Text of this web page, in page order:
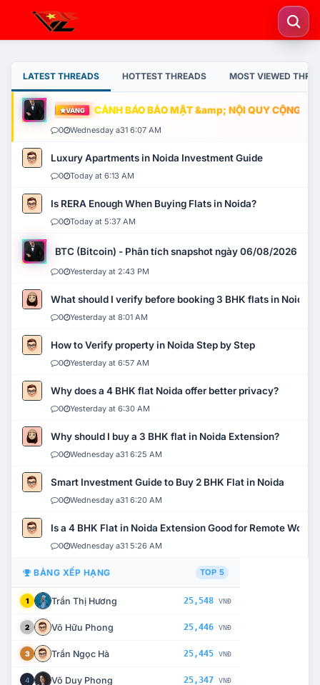
LATEST THREADS HOTTEST THREADS MOST VIEWED
VÀNG CẢNH BÁO BẢO MẬT &amp; NỘI QUY CỘNG
0 Wednesday a31 6:07 AM
Luxury Apartments in Noida Investment Guide
0 Today at 6:13 AM
Is RERA Enough When Buying Flats in Noida?
0 Today at 5:37 AM
BTC (Bitcoin) - Phân tích snapshot ngày 06/08/2026
0 Yesterday at 2:43 PM
What should I verify before booking 3 BHK flats in Noida?
0 Yesterday at 8:01 AM
How to Verify property in Noida Step by Step
0 Yesterday at 6:57 AM
Why does a 4 BHK flat Noida offer better privacy?
0 Yesterday at 6:30 AM
Why should I buy a 3 BHK flat in Noida Extension?
0 Wednesday a31 6:25 AM
Smart Investment Guide to Buy 2 BHK Flat in Noida
0 Wednesday a31 6:20 AM
Is a 4 BHK Flat in Noida Extension Good for Remote Work?
0 Wednesday a31 5:26 AM
BẢNG XẾP HẠNG TOP 5
1 Trần Thị Hương 25,548 VNĐ
2 Võ Hữu Phong 25,446 VNĐ
3 Trần Ngọc Hà 25,445 VNĐ
4 Võ Duy Phong 25,347 VNĐ